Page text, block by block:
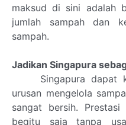
maksud di sini adalah
jumlah sampah dan
sampah.
Jadikan Singapura
Singapura dapat
urusan mengelola
sangat bersih.
begitu saja tanpa